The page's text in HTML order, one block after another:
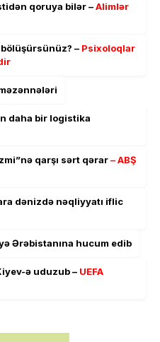
qoruya bilər –Alimlər
– Psixoloqlar
daha bir logistika
qarşı sərt qərar– ABŞ
dənizdə nəqliyyatı iflic
Ərəbistanına hucum edib
ə uduzub – UEFA